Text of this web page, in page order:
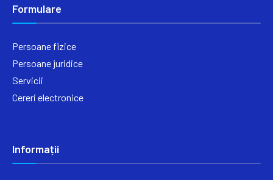
Formulare
Persoane fizice
Persoane juridice
Servicii
Cereri electronice
Informații